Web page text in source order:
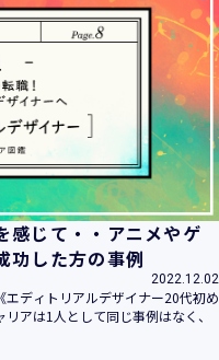
損などのリスクに対して
する規程、体制を構築
また、万一の際には速や
及び相談に対しては、迅
は、当社を取り巻く環境
に見直して継続的に改善
先 兼 個人情報に関する苦
管理責任者 安部 洋平
7 マルエスファーストビ
感じて・・アニメやゲ
功した方の事例
2022.12.02
ディトリアルデザイナー20代初め
アは1人として同じ事例はなく、